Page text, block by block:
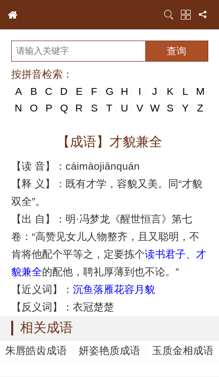
按拼音检索：
A
B C D E F G H I J K L M
N
N O P Q R S T U V W S Y Z
【成语】才貌兼全
【读 音】：cáimàojiānquán
【释 义】：既有才学，容貌又美。同“才貌
双全”。
【出 自】：明·冯梦龙《醒世恒言》第七
卷：“高赞见女儿人物整齐，且又聪明，不
肯将他配个平等之，定要拣个读书君子、 才
貌兼全的配他，聘礼厚薄到也不论。”
【近义词】： 沉鱼落雁花容月貌
【反义词】：衣冠楚楚
相关成语
朱唇皓齿成语 妍姿艳质成语
玉质金相成语